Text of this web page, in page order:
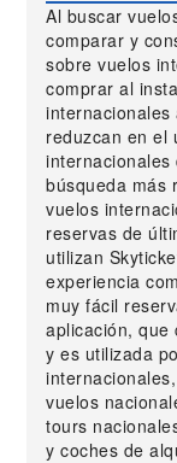
Al buscar
comparar y
sobre vuelos
comprar al
reduzcan en el
búsqueda más
vuelos
reservas de
utilizan
experiencia
muy fácil
aplicación, que
y es utilizada
vuelos
tours
y coches de